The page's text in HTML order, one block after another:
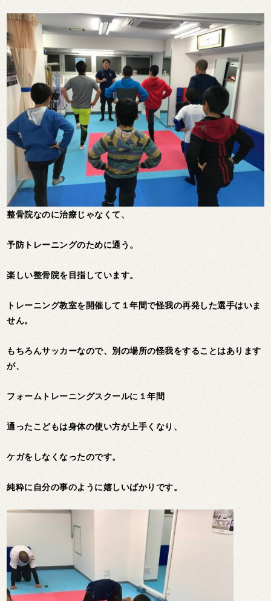
整骨院なのに治療じゃなくて、
予防トレーニングのために通う。
楽しい整骨院を目指しています。
トレーニング教室を開催して１年間で怪我の再発した選手はいま
せん。
もちろんサッカーなので、別の場所の怪我をすることはあります
が、
フォームトレーニングスクールに１年間
通ったこどもは身体の使い方が上手くなり、
ケガをしなくなったのです。
純粋に自分の事のように嬉しいばかりです。